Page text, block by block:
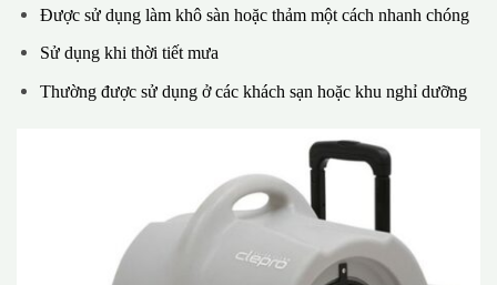
Được sử dụng làm khô sàn hoặc thảm một cách nhanh chóng
Sử dụng khi thời tiết mưa
Thường được sử dụng ở các khách sạn hoặc khu nghỉ dưỡng